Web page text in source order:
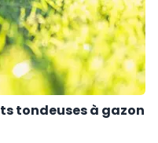
tondeuses à gazon